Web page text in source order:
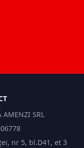
AMENZI SRL
nr 5, bl.D41, et 3